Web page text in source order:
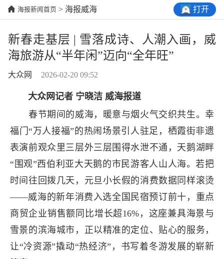
海报新闻首页 > 海报威海 打开
新春走基层 | 雪落成诗、人潮入画，威
海旅游从“半年闲”迈向“全年旺”
大众网 2026-02-20 09:52
大众网记者 宁晓洁 威海报道
春节期间的威海，暖意与烟火气交织共生。幸
福门“万人接福”的热闹场景引人驻足，栖霞街非遗
表演前观众里三层外三层围得水泄不通，天鹅湖畔
“围观”西伯利亚大天鹅的市民游客人山人海。若把
时间往回拨几天，元旦小长假的消费数据同样滚烫
——威海的新年消费入选全国民宿预订前十，重点
商贸企业销售额同比增长超16%，这座兼具海景与
雪景的滨海城市，正以精准的定位、贴心的服务，
让“冷资源”撬动“热经济”，书写着冬游发展的崭新